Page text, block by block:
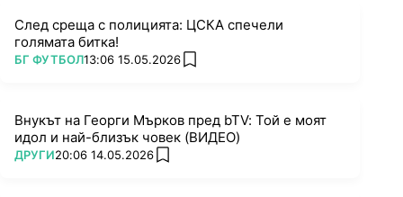
След среща с полицията: ЦСКА спечели
голямата битка!
ПОВЕЧЕ ОТ
БГ ФУТБОЛ13:06 15.05.2026 add favorites
Внукът на Георги Мърков пред bTV: Той е моят
идол и най-близък човек (ВИДЕО)
ПОВЕЧЕ ОТ
ДРУГИ20:06 14.05.2026 add favorites